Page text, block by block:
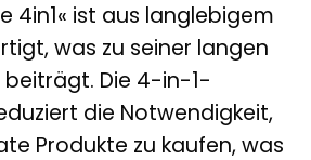
4in1« ist aus langlebigem
was zu seiner langen
Die 4-in-1-
die Notwendigkeit,
Produkte zu kaufen, was